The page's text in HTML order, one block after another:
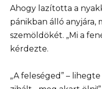
Ahogy lazította a
pánikban álló anyjára,
szemöldökét. „Mi a
kérdezte.
„A feleséged” –